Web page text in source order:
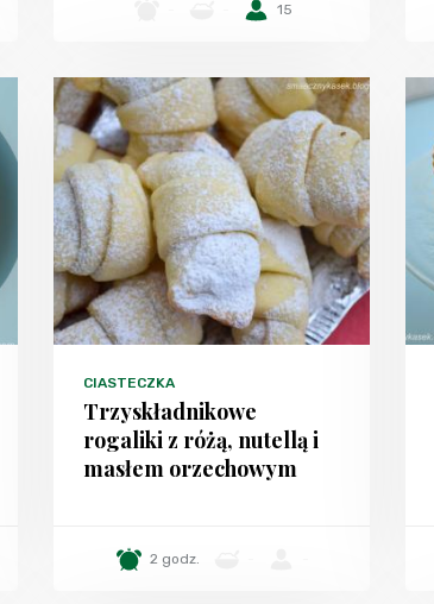
15
CIASTECZKA
Trzyskładnikowe
rogaliki z różą, nutellą i
masłem orzechowym
2 godz.